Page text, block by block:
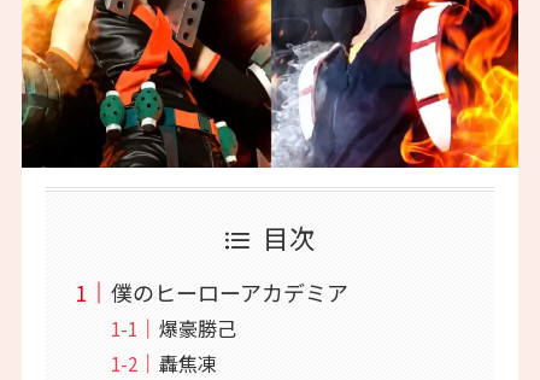
目次
僕のヒーローアカデミア
爆豪勝己
轟焦凍